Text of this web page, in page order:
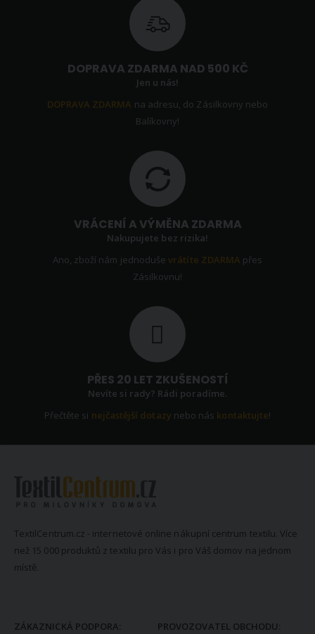
DOPRAVA ZDARMA NAD 500 KČ
Jen u nás!
DOPRAVA ZDARMA na adresu, do Zásilkovny nebo
Balíkovny!
VRÁCENÍ A VÝMĚNA ZDARMA
Nakupujete bez rizika!
Ano, zboží nám jednoduševrátíte ZDARMA přes
Zásilkovnu!
PŘES 20 LET ZKUŠENOSTÍ
Nevíte si rady? Rádi poradíme.
Přečtěte si nejčastější dotazy nebo nás kontaktujte!
TextilCentrum.cz - internetové online nákupní centrum textilu. Více
než 15 000 produktů z textilu pro Vás i pro Váš domov na jednom
místě.
ZÁKAZNICKÁ PODPORA:
PROVOZOVATEL OBCHODU: